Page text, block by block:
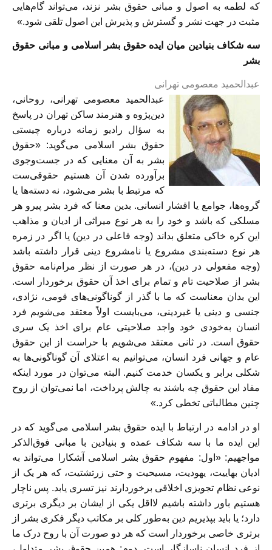
که لطمه به اصول و مبانی حقوق بشر نزند، می‌تواند گام‌هایی
مثبت در جهت نشر و گسترش و پذیرش این اصول تلقی شود.»
سه شکاف بنیادین میان ایده حقوق بشر اسلامی و مبانی حقوق
بشر
عبدالحمید معصومی تهرانی
عبدالحمید معصومی تهرانی، روحانی،
دین‌پژوه و هنرمند ساکن تهران در پاسخ
به سؤال رادیو زمانه درباره چیستی
حقوق بشر اسلامی می‌گوید: «حقوق
بشر به آن معنایی که در جست‌و‌جوی
برآورده شدن آن هستیم حقوقی‌ست
که مرتبط با بشر می‌شود، نه دسته‌ها یا
گروه‌ها، جوامع یا اقشار انسانی. بدین معنا که فرد بشر پیرو هر
مسلکی که باشد و خود را به هر نوع میراثی از ادیان و مذاهب
این کره‌ خاکی متعلق بداند (وجه فاعلی در دین) یا اگر در زمره‌
هر نوع دسته‌بندی مشروع یا نامشروع دینی قرار داشته باشد
(وجه مفعولی در دین)، در هر صورت از نظر مرام‌نامه‌ حقوق
بشر از صلاحیت تام و تمام برای اخذ آن حقوق برخوردار است.
این بدان معناست که ما با گذر از گوناگونی‌های قومی، نژادی،
جنسی و دینی یا غیردینی، می‌بایست اولاً معتقد می‌شویم فرد
انسان به‌خودی ‌خود واجد صلاحیتی عام برای اخذ یک سری
حقوق است. در ثانی معتقد می‌شویم با حراست از این حقوق
عام و جهانی فرد انسان، می‌توانیم به اعتلای آن گوناگونی‌ها به
‌شکلی برابر و یکسان خدمت کنیم. البته می‌توان در مورد اینکه
مفاد این حقوق چه باشند به چالش پرداخت، اما نمی‌توان از روح
چنین مطالباتی تخطی کرد.»
او در ادامه در ارتباط با ایده حقوق بشر اسلامی می‌گوید که در
این ایده ما با سه شکاف عمده‌ و بنیادین با مبانی فوق‌الذکر
مواجهیم: «اول: مفهوم حقوق بشر اسلامی آشکارا می‌تواند به
ادیان بهاییت، یهودیت، مسیحیت و حتی زرتشتیت، که هر یک از
نوعی نظام تجویزی اخلاقی برخوردارند نیز تسری یابد. پس ناچار
هستیم باور داشته باشیم لااقل یکی از ایشان بر دیگری برتری
دارد؛ یا باید بپذیریم دین به‌طور کلی بر مکاتب دیگر فکری بشر از
برتری خاصی برخوردار است که هر دو صورت آن با روح درک ما